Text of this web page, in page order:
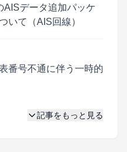
AISデータ追加パッケ
いて（AIS回線）
番号不通に伴う一時的
記事をもっと見る